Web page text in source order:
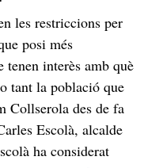
les restriccions per
posi més
tenen interès amb què
tant la població que
Collserola des de fa
Escolà, alcalde
ha considerat